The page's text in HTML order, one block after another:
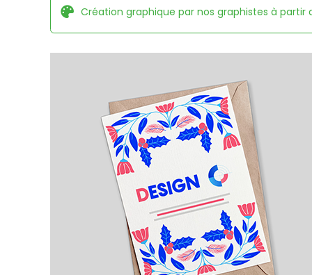
Création graphique par nos graphistes à partir